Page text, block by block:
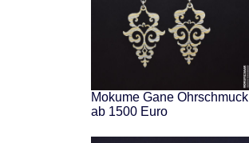
Mokume Gane Ohrschmuck
ab 1500 Euro